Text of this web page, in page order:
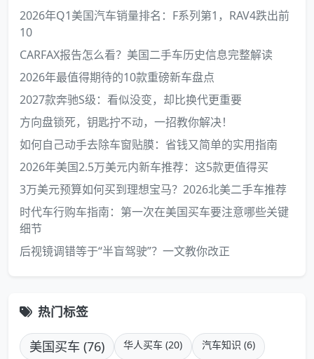
2026年Q1美国汽车销量排名：F系列第1，RAV4跌出前
10
CARFAX报告怎么看？美国二手车历史信息完整解读
2026年最值得期待的10款重磅新车盘点
2027款奔驰S级：看似没变，却比换代更重要
方向盘锁死，钥匙拧不动，一招教你解决！
如何自己动手去除车窗贴膜：省钱又简单的实用指南
2026年美国2.5万美元内新车推荐：这5款更值得买
3万美元预算如何买到理想宝马？2026北美二手车推荐
时代车行购车指南：第一次在美国买车要注意哪些关键
细节
后视镜调错等于“半盲驾驶”？一文教你改正
热门标签
美国买车 (76) 华人买车 (20) 汽车知识 (6)